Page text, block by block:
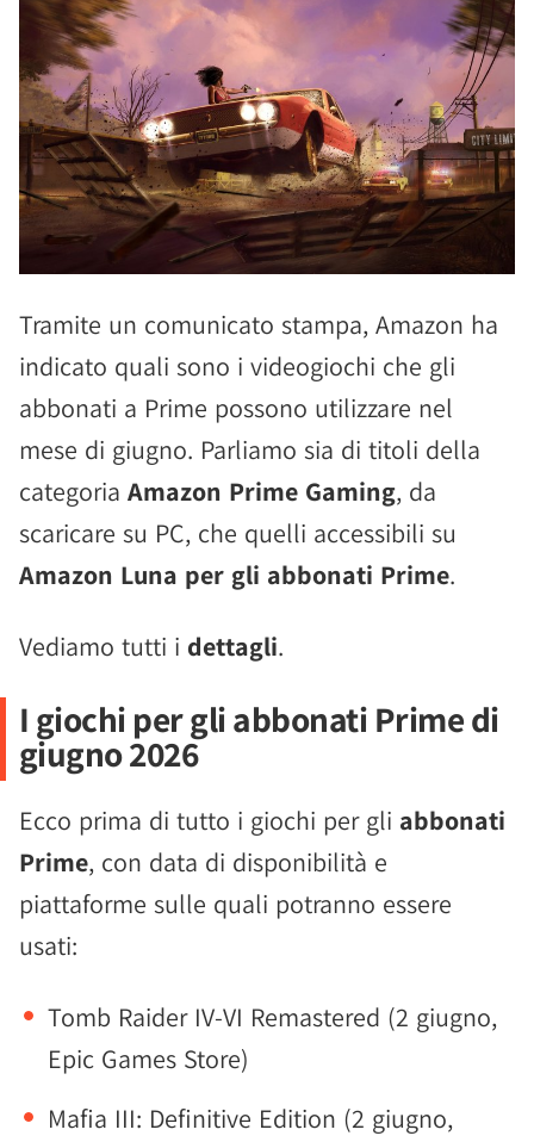
Tramite un comunicato stampa, Amazon ha
indicato quali sono i videogiochi che gli
abbonati a Prime possono utilizzare nel
mese di giugno. Parliamo sia di titoli della
categoria Amazon Prime Gaming, da
scaricare su PC, che quelli accessibili su
Amazon Luna per gli abbonati Prime.
Vediamo tutti i dettagli.
I giochi per gli abbonati Prime di
giugno 2026
Ecco prima di tutto i giochi per gli abbonati
Prime, con data di disponibilità e
piattaforme sulle quali potranno essere
usati:
Tomb Raider IV-VI Remastered (2 giugno,
Epic Games Store)
Mafia III: Definitive Edition (2 giugno,